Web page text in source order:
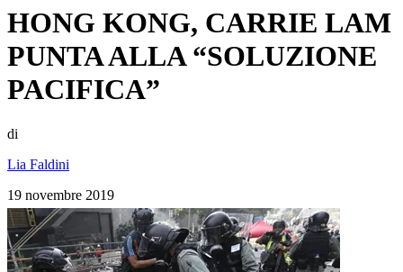
HONG KONG, CARRIE LAM
PUNTA ALLA “SOLUZIONE
PACIFICA”
di
Lia Faldini
19 novembre 2019